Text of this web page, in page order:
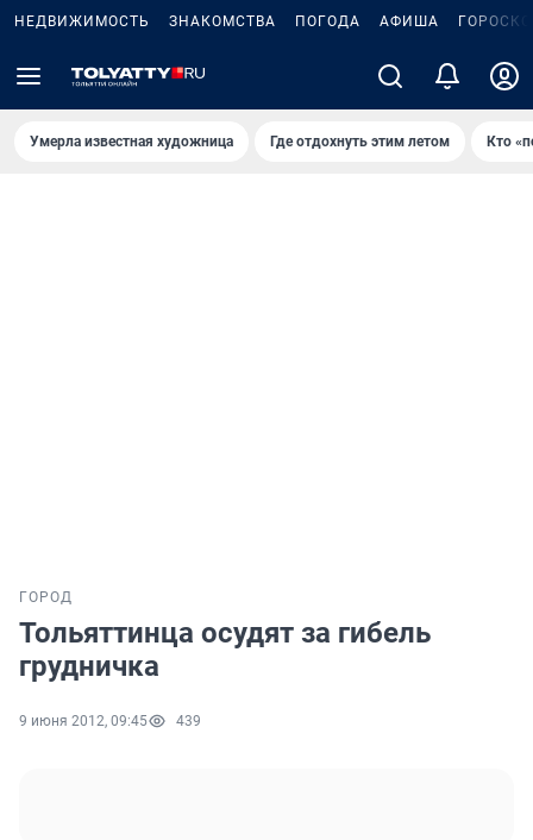
НЕДВИЖИМОСТЬ ЗНАКОМСТВА ПОГОДА АФИША
Умерла известная художница Где отдохнуть этим летом Кто
ГОРОД
Тольяттинца осудят за гибель
грудничка
9 июня 2012, 09:45 439